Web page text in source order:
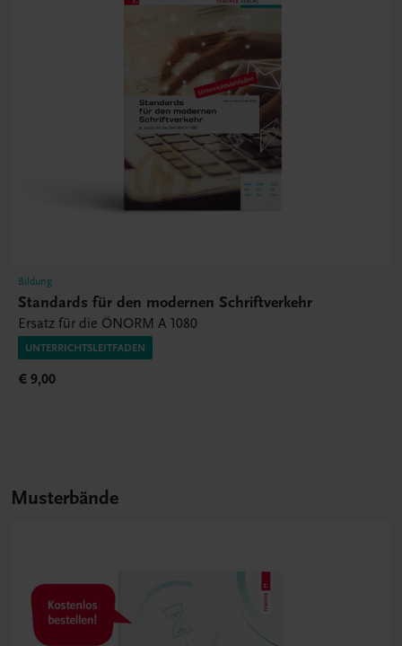
Bildung
Standards für den modernen Schriftverkehr
Ersatz für die ÖNORM A 1080
UNTERRICHTSLEITFADEN
€ 9,00
Musterbände